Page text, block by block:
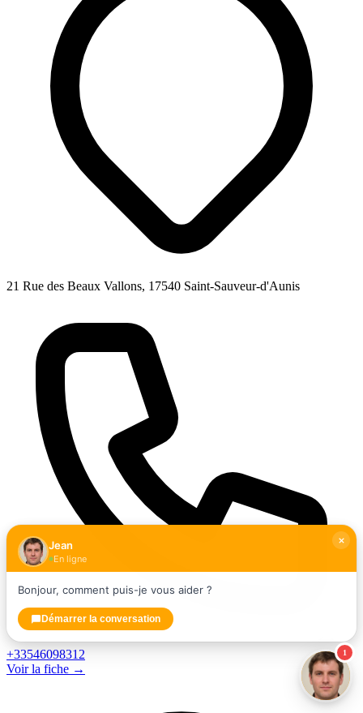
21 Rue des Beaux Vallons, 17540 Saint-Sauveur-d'Aunis
+33546098312
Voir la fiche →
1
Jean
En ligne
Bonjour, comment puis-je vous aider ?
Démarrer la conversation